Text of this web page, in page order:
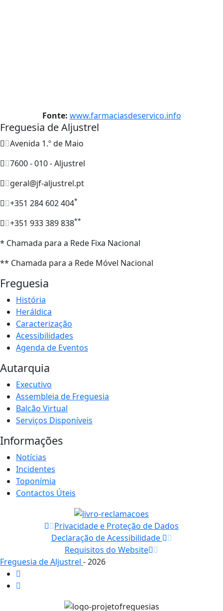
Fonte: www.farmaciasdeservico.info
Freguesia de Aljustrel
Avenida 1.º de Maio
7600 - 010 - Aljustrel
geral@jf-aljustrel.pt
+351 284 602 404*
+351 933 389 838**
* Chamada para a Rede Fixa Nacional
** Chamada para a Rede Móvel Nacional
Freguesia
História
Heráldica
Caracterização
Acessibilidades
Agenda de Eventos
Autarquia
Executivo
Assembleia de Freguesia
Balcão Virtual
Serviços Disponíveis
Informações
Notícias
Incidentes
Toponímia
Contactos Úteis
Privacidade e Proteção de Dados
Declaração de Acessibilidade
Requisitos do Website
Freguesia de Aljustrel - 2026